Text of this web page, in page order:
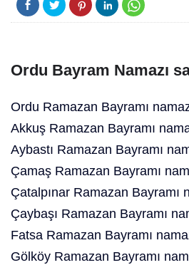
Ordu Bayram Namazı
Ordu Ramazan Bayramı
Akkuş Ramazan Bayramı
Aybastı Ramazan Bayramı
Çamaş Ramazan Bayramı
Çatalpınar Ramazan Bayramı
Çaybaşı Ramazan Bayramı
Fatsa Ramazan Bayramı
Gölköy Ramazan Bayramı